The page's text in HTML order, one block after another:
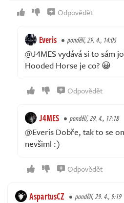
Odpovědět
Everis pondělí, 29. 4., 14:05
@J4MES vydává si to sám
Hooded Horse je co? 😀
Odpovědět
J4MES pondělí, 29. 4., 17:18
@Everis Dobře, tak to se
nevšiml :)
Odpovědět
AspartusCZ pondělí, 29. 4., 9:19